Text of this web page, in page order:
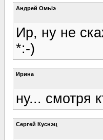
Андрей Омьiэ
Ир, ну не
*:-)
Ирина
ну... смотря
Сергей Куснэц